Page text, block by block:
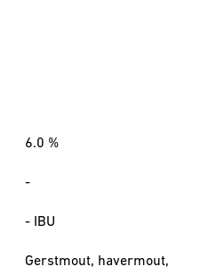
6.0 %
-
- IBU
Gerstmout, havermout,